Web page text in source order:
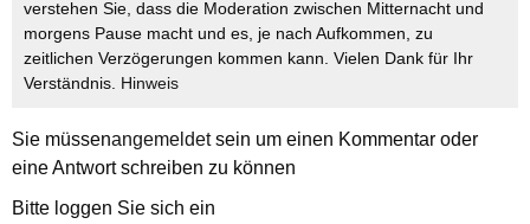
verstehen Sie, dass die Moderation zwischen Mitternacht und
morgens Pause macht und es, je nach Aufkommen, zu
zeitlichen Verzögerungen kommen kann. Vielen Dank für Ihr
Verständnis. Hinweis
Sie müssenangemeldetsein um einen Kommentar oder
eine Antwort schreiben zu können
Bitte loggen Sie sich ein